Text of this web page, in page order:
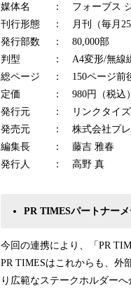
媒体名 ： フォーブス ジ
刊行形態 ： 月刊（毎月25
発行部数 ： 80,000部
判型 ： A4変形/無線
総ページ ： 150ページ前
定価 ： 980円（税込）
発行元 ： リンクタイズ
発売元 ： 株式会社プレ
編集長 ： 藤吉 雅春
発行人 ： 高野 真
PR TIMESパートナー
今回の連携により、「PR
PR TIMESはこれからも、外
り広範なステークホルダー